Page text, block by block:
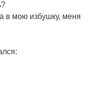
в мою избушку, меня